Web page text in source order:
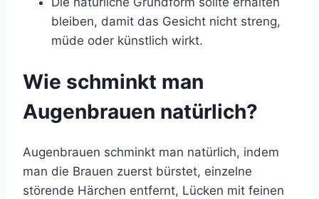
bleiben, damit das Gesicht nicht streng,
müde oder künstlich wirkt.
Wie schminkt man
Augenbrauen natürlich?
Augenbrauen schminkt man natürlich, indem
man die Brauen zuerst bürstet, einzelne
störende Härchen entfernt, Lücken mit feinen